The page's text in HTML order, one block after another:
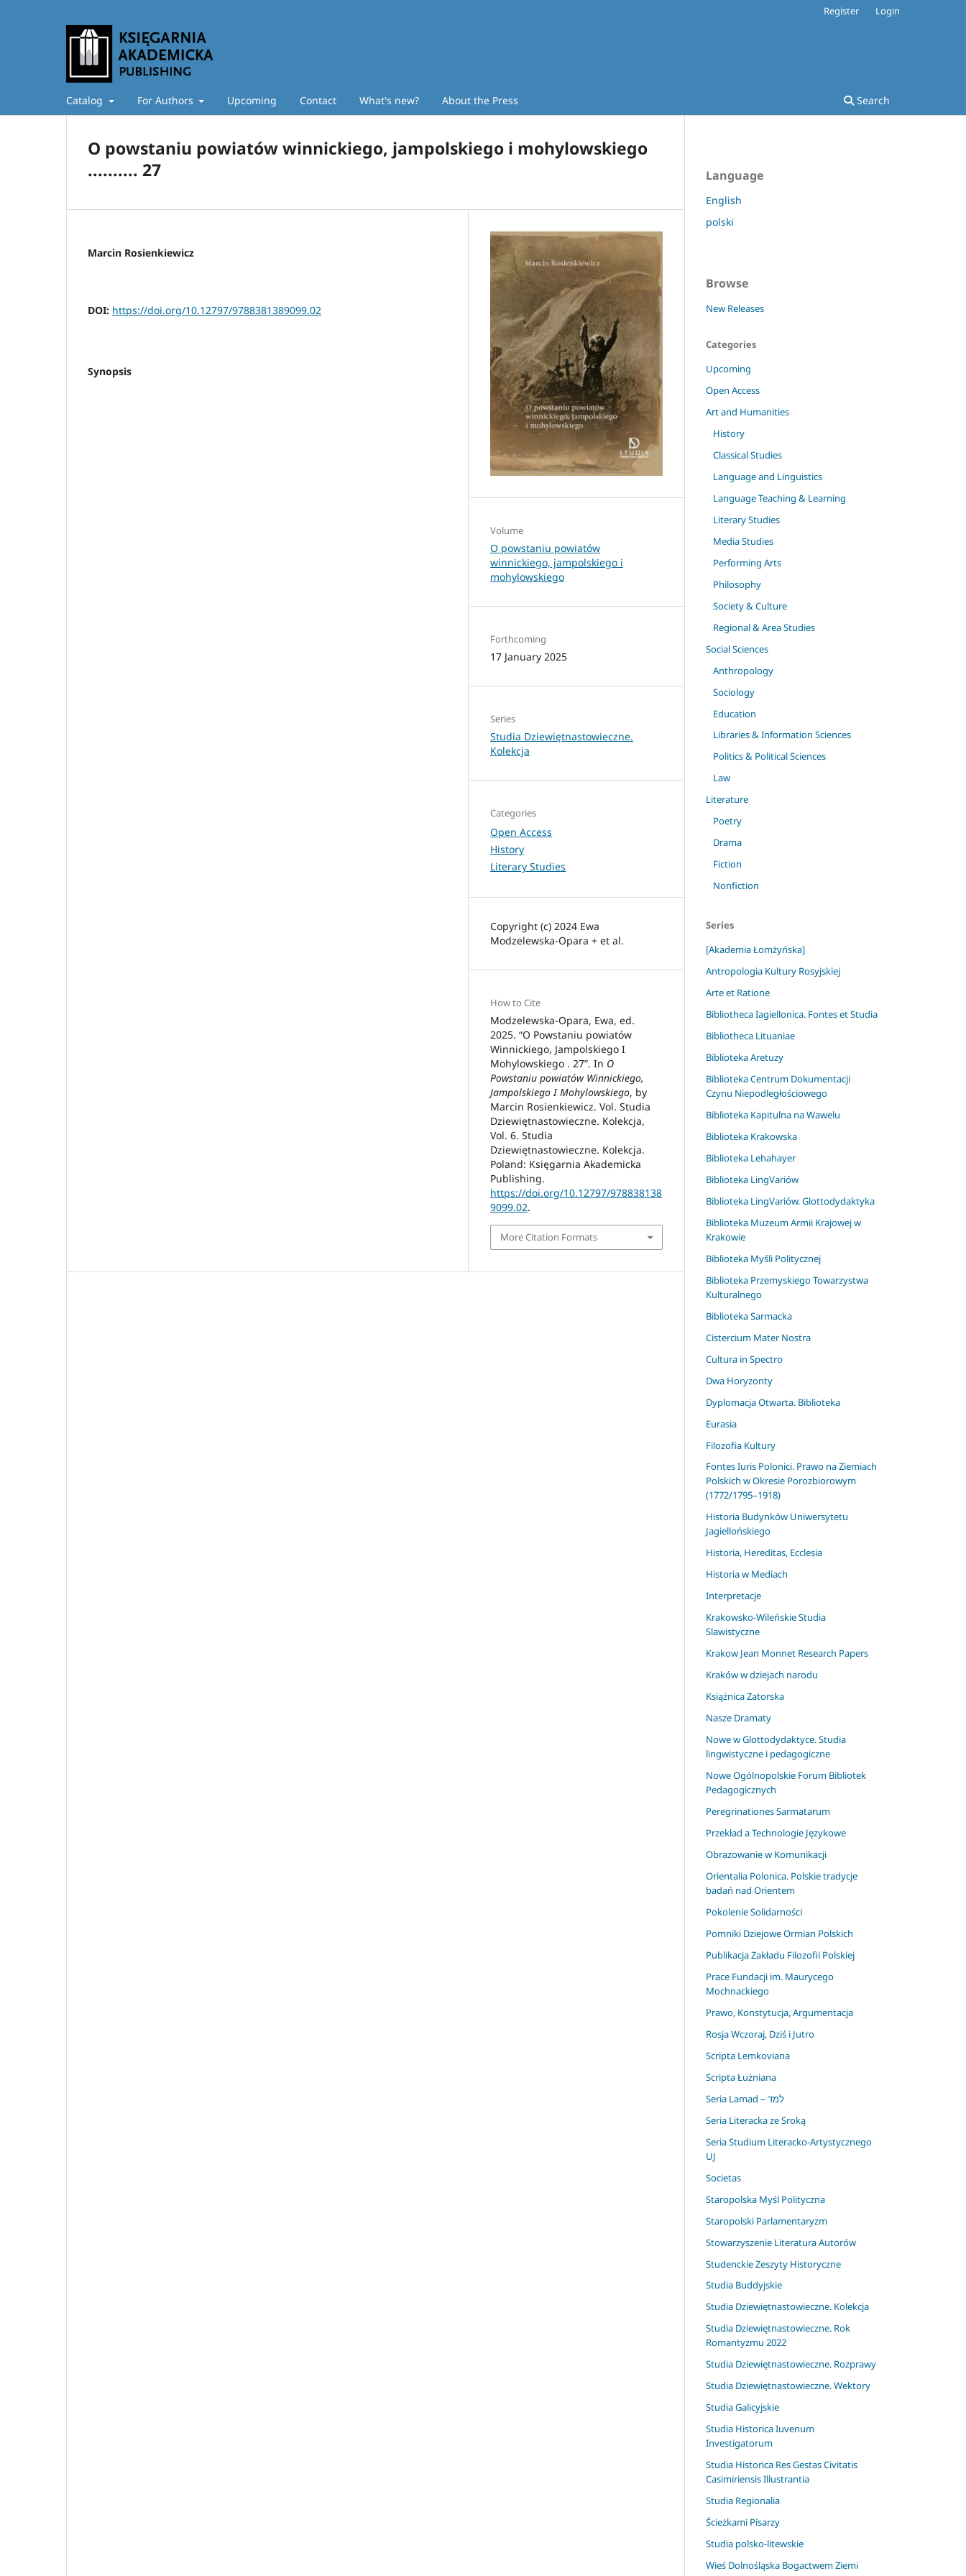
Catalog For Authors Upcoming Contact What's new? About the Press Search
Register Login
O powstaniu powiatów winnickiego, jampolskiego i mohylowskiego
.......... 27
Marcin Rosienkiewicz
DOI: https://doi.org/10.12797/9788381389099.02
Synopsis
Volume
O powstaniu powiatów
winnickiego, jampolskiego i
mohylowskiego
Forthcoming
17 January 2025
Series
Studia Dziewiętnastowieczne.
Kolekcja
Categories
Open Access
History
Literary Studies
Copyright (c) 2024 Ewa
Modzelewska-Opara + et al.
How to Cite
Modzelewska-Opara, Ewa, ed.
2025. “O Powstaniu powiatów
Winnickiego, Jampolskiego I
Mohylowskiego . 27”. In O
Powstaniu powiatów Winnickiego,
Jampolskiego I Mohylowskiego, by
Marcin Rosienkiewicz. Vol. Studia
Dziewiętnastowieczne. Kolekcja,
Vol. 6. Studia
Dziewiętnastowieczne. Kolekcja.
Poland: Księgarnia Akademicka
Publishing.
https://doi.org/10.12797/978838138
9099.02.
More Citation Formats
Language
English
polski
Browse
New Releases
Categories
Upcoming
Open Access
Art and Humanities
History
Classical Studies
Language and Linguistics
Language Teaching & Learning
Literary Studies
Media Studies
Performing Arts
Philosophy
Society & Culture
Regional & Area Studies
Social Sciences
Anthropology
Sociology
Education
Libraries & Information Sciences
Politics & Political Sciences
Law
Literature
Poetry
Drama
Fiction
Nonfiction
Series
[Akademia Łomżyńska]
Antropologia Kultury Rosyjskiej
Arte et Ratione
Bibliotheca Iagiellonica. Fontes et Studia
Bibliotheca Lituaniae
Biblioteka Aretuzy
Biblioteka Centrum Dokumentacji
Czynu Niepodległościowego
Biblioteka Kapitulna na Wawelu
Biblioteka Krakowska
Biblioteka Lehahayer
Biblioteka LingVariów
Biblioteka LingVariów. Glottodydaktyka
Biblioteka Muzeum Armii Krajowej w
Krakowie
Biblioteka Myśli Politycznej
Biblioteka Przemyskiego Towarzystwa
Kulturalnego
Biblioteka Sarmacka
Cistercium Mater Nostra
Cultura in Spectro
Dwa Horyzonty
Dyplomacja Otwarta. Biblioteka
Eurasia
Filozofia Kultury
Fontes Iuris Polonici. Prawo na Ziemiach
Polskich w Okresie Porozbiorowym
(1772/1795–1918)
Historia Budynków Uniwersytetu
Jagiellońskiego
Historia, Hereditas, Ecclesia
Historia w Mediach
Interpretacje
Krakowsko-Wileńskie Studia
Slawistyczne
Krakow Jean Monnet Research Papers
Kraków w dziejach narodu
Książnica Zatorska
Nasze Dramaty
Nowe w Glottodydaktyce. Studia
lingwistyczne i pedagogiczne
Nowe Ogólnopolskie Forum Bibliotek
Pedagogicznych
Peregrinationes Sarmatarum
Przekład a Technologie Językowe
Obrazowanie w Komunikacji
Orientalia Polonica. Polskie tradycje
badań nad Orientem
Pokolenie Solidarności
Pomniki Dziejowe Ormian Polskich
Publikacja Zakładu Filozofii Polskiej
Prace Fundacji im. Maurycego
Mochnackiego
Prawo, Konstytucja, Argumentacja
Rosja Wczoraj, Dziś i Jutro
Scripta Lemkoviana
Scripta Łużniana
Seria Lamad – למד
Seria Literacka ze Sroką
Seria Studium Literacko-Artystycznego
UJ
Societas
Staropolska Myśl Polityczna
Staropolski Parlamentaryzm
Stowarzyszenie Literatura Autorów
Studenckie Zeszyty Historyczne
Studia Buddyjskie
Studia Dziewiętnastowieczne. Kolekcja
Studia Dziewiętnastowieczne. Rok
Romantyzmu 2022
Studia Dziewiętnastowieczne. Rozprawy
Studia Dziewiętnastowieczne. Wektory
Studia Galicyjskie
Studia Historica Iuvenum
Investigatorum
Studia Historica Res Gestas Civitatis
Casimiriensis Illustrantia
Studia Regionalia
Ścieżkami Pisarzy
Studia polsko-litewskie
Wieś Dolnośląska Bogactwem Ziemi